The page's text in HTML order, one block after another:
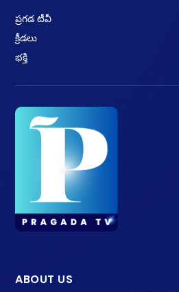
ప్రగడ టీవీ
క్రీడలు
భక్తి
ABOUT US